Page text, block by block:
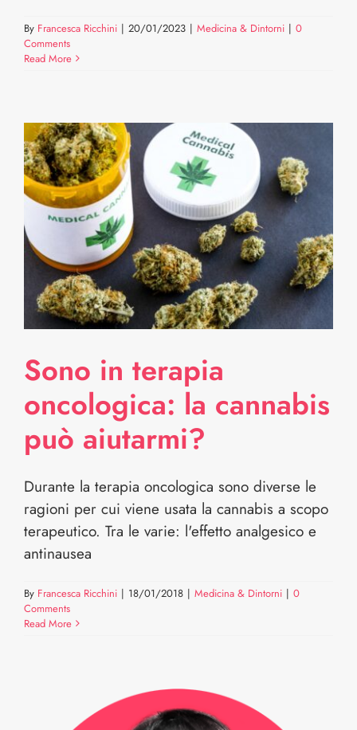
By Francesca Ricchini | 20/01/2023 | Medicina & Dintorni | 0
Comments
Read More
Sono in terapia
oncologica: la cannabis
può aiutarmi?
Durante la terapia oncologica sono diverse le
ragioni per cui viene usata la cannabis a scopo
terapeutico. Tra le varie: l'effetto analgesico e
antinausea
By Francesca Ricchini | 18/01/2018 | Medicina & Dintorni | 0
Comments
Read More